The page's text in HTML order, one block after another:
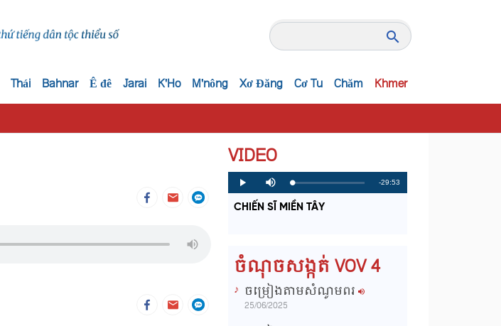
Thái Bahnar Ê đê Jarai K'Ho M'nông Xơ Đăng Cơ Tu Chăm Khmer
VIDEO
P
l
y
M
u
e
L
o
a
d
P
r
o
g
R
i
-29:53
CHIẾN SĨ MIỀN TÂY
ចំណុចសង្កត់ VOV 4
ចម្រៀងតាមសំណូមពរ
25/06/2025